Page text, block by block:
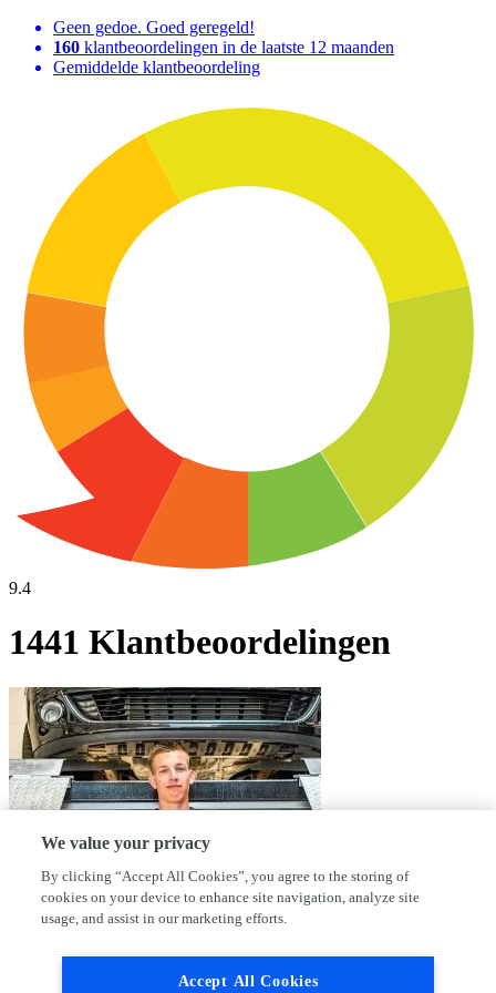
Geen gedoe. Goed geregeld!
160 klantbeoordelingen in de laatste 12 maanden
Gemiddelde klantbeoordeling
9.4
1441 Klantbeoordelingen
Waarom kies jij voor AutoFirst Garage
We value your privacy
By clicking “Accept All Cookies”, you agree to the storing of
cookies on your device to enhance site navigation, analyze site
usage, and assist in our marketing efforts.
Accept All Cookies